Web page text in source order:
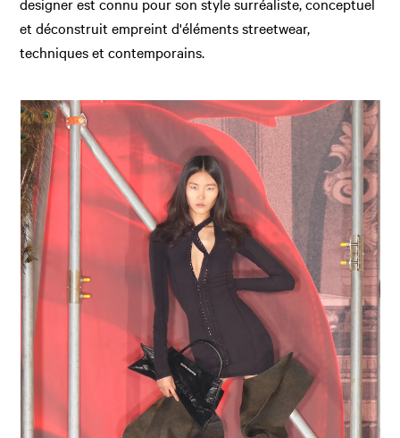
et déconstruit empreint d'éléments streetwear,
techniques et contemporains.